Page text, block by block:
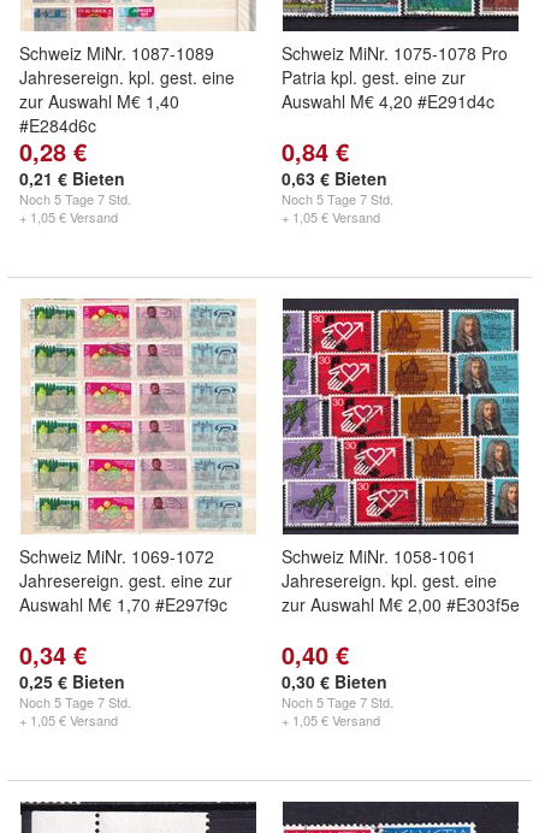
Schweiz MiNr. 1087-1089
Jahresereign. kpl. gest. eine
zur Auswahl M€ 1,40
#E284d6c
0,28 €
0,21 € Bieten
Noch5 Tage 7 Std.
+ 1,05 € Versand
Schweiz MiNr. 1075-1078 Pro
Patria kpl. gest. eine zur
Auswahl M€ 4,20 #E291d4c
0,84 €
0,63 € Bieten
Noch5 Tage 7 Std.
+ 1,05 € Versand
Schweiz MiNr. 1069-1072
Jahresereign. gest. eine zur
Auswahl M€ 1,70 #E297f9c
0,34 €
0,25 € Bieten
Noch5 Tage 7 Std.
+ 1,05 € Versand
Schweiz MiNr. 1058-1061
Jahresereign. kpl. gest. eine
zur Auswahl M€ 2,00 #E303f5e
0,40 €
0,30 € Bieten
Noch5 Tage 7 Std.
+ 1,05 € Versand